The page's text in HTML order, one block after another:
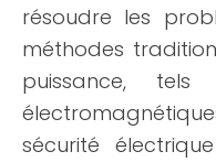
résoudre les
méthodes
puissance,
sécurité